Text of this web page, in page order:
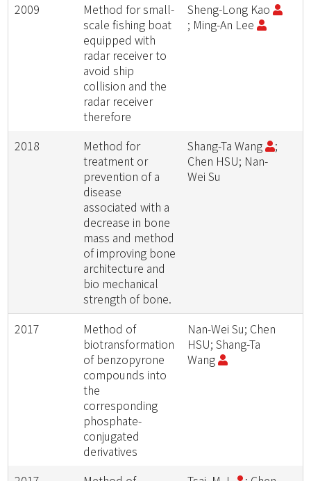
2009
Method for small-
scale fishing boat
equipped with
radar receiver to
avoid ship
collision and the
radar receiver
therefore
Sheng-Long Kao
; Ming-An Lee
2018
Method for
treatment or
prevention of a
disease
associated with a
decrease in bone
mass and method
of improving bone
architecture and
bio mechanical
strength of bone.
Shang-Ta Wang
;
Chen HSU; Nan-
Wei Su
2017
Method of
biotransformation
of benzopyrone
compounds into
the
corresponding
phosphate-
conjugated
derivatives
Nan-Wei Su; Chen
HSU; Shang-Ta
Wang